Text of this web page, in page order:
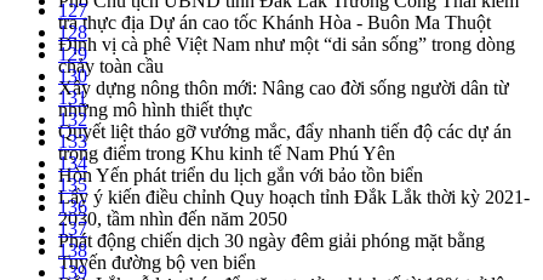
tra thực địa Dự án cao tốc Khánh Hòa - Buôn Ma Thuột
Định vị cà phê Việt Nam như một “di sản sống” trong dòng
chảy toàn cầu
Xây dựng nông thôn mới: Nâng cao đời sống người dân từ
những mô hình thiết thực
Quyết liệt tháo gỡ vướng mắc, đẩy nhanh tiến độ các dự án
trọng điểm trong Khu kinh tế Nam Phú Yên
Hòn Yến phát triển du lịch gắn với bảo tồn biển
Lấy ý kiến điều chỉnh Quy hoạch tỉnh Đắk Lắk thời kỳ 2021-
2030, tầm nhìn đến năm 2050
Phát động chiến dịch 30 ngày đêm giải phóng mặt bằng
Tuyến đường bộ ven biển
127
128
129
130
131
132
133
134
135
136
137
138
139